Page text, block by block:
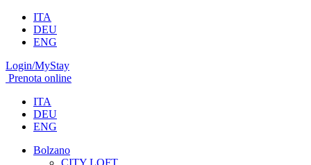
ITA
DEU
ENG
Login/MyStay
Prenota online
ITA
DEU
ENG
Bolzano
CITY LOFT